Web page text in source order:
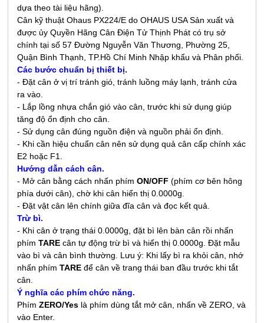
dựa theo tài liệu hãng).
Cân kỹ thuật Ohaus PX224/E do OHAUS USA Sản xuất và
được ủy Quyền Hãng Cân Điện Tử Thịnh Phát có trụ sở
chính tại số 57 Đường Nguyễn Văn Thương, Phường 25,
Quận Bình Thạnh, TP.Hồ Chí Minh Nhập khẩu và Phân phối.
Các bước chuẩn bị thiết bị.
- Đặt cân ở vị trí tránh gió, tránh luồng máy lạnh, tránh cửa
ra vào.
- Lắp lồng nhựa chắn gió vào cân, trước khi sử dụng giúp
tăng độ ổn định cho cân.
- Sử dụng cân đúng nguồn điện và nguồn phải ổn định.
- Khi cần hiệu chuẩn cân nên sử dụng quả cân cấp chính xác
E2 hoặc F1.
Hướng dẫn cách cân.
- Mở cân bằng cách nhấn phím ON/OFF (phím cơ bên hông
phía dưới cân), chờ khi cân hiển thị 0.0000g.
- Đặt vật cân lên chính giữa đĩa cân và đọc kết quả.
Trừ bì.
- Khi cân ở trạng thái 0.0000g, đặt bì lên bàn cân rồi nhấn
phímTARE cân tự động trừ bì và hiển thị 0.0000g. Đặt mẫu
vào bì và cân bình thường. Lưu ý: Khi lấy bì ra khỏi cân, nhớ
nhấn phímTARE để cân về trang thái ban đầu trước khi tắt
cân.
Ý nghĩa các phím chức năng.
PhímZERO/Yes là phím dùng tắt mở cân, nhấn về ZERO, và
vào Enter.